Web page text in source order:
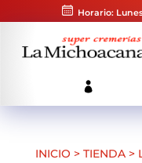
Horario:
INICIO > TIENDA>